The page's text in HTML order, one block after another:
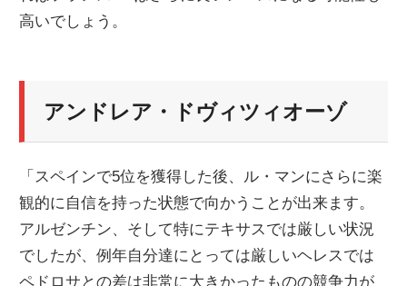
ー
ス
高いでしょう。
アンドレア・ドヴィツィオーゾ
「スペインで5位を獲得した後、ル・マンにさらに楽
観的に自信を持った状態で向かうことが出来ます。
アルゼンチン、そして特にテキサスでは厳しい状況
でしたが、例年自分達にとっては厳しいヘレスでは
ペドロサとの差は非常に大きかったものの競争力が